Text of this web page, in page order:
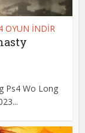
OYUN İNDİR
Ps4 Wo Long